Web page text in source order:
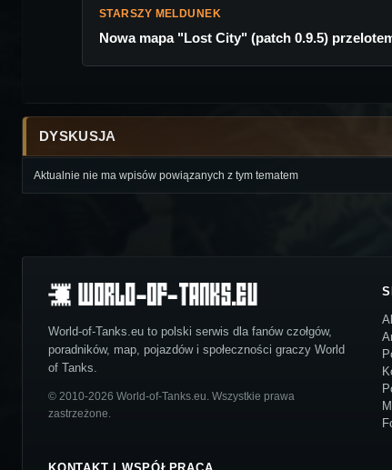
STARSZY MELDUNEK
Nowa mapa "Lost City" (patch 0.9.5)
DYSKUSJA
Aktualnie nie ma wpisów powiązanych z tym tematem
World-of-Tanks.eu to polski serwis dla fanów czołgów,
poradników, map, pojazdów i społeczności graczy World
of Tanks.
© 2010-2026 World-of-Tanks.eu. Wszystkie prawa
zastrzeżone.